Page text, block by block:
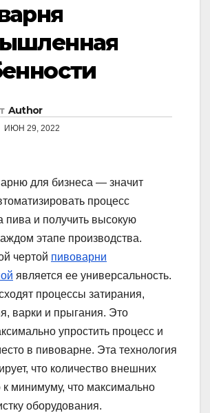
Author
ИЮН 29, 2022
для бизнеса — значит
процесс
пива и получить высокую
этапе производства.
чертой пивоварни
является ее универсальность.
процессы затирания,
варки и прыгания. Это
упростить процесс и
в пивоварне. Эта технология
что количество внешних
к минимуму, что максимально
оборудования.